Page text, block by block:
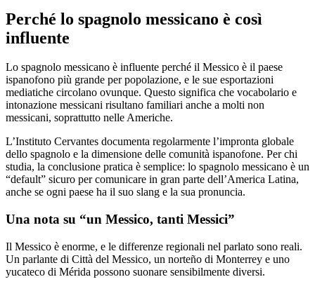
Perché lo spagnolo messicano è così
influente
Lo spagnolo messicano è influente perché il Messico è il paese
ispanofono più grande per popolazione, e le sue esportazioni
mediatiche circolano ovunque. Questo significa che vocabolario e
intonazione messicani risultano familiari anche a molti non
messicani, soprattutto nelle Americhe.
L’Instituto Cervantes documenta regolarmente l’impronta globale
dello spagnolo e la dimensione delle comunità ispanofone. Per chi
studia, la conclusione pratica è semplice: lo spagnolo messicano è un
“default” sicuro per comunicare in gran parte dell’America Latina,
anche se ogni paese ha il suo slang e la sua pronuncia.
Una nota su “un Messico, tanti Messici”
Il Messico è enorme, e le differenze regionali nel parlato sono reali.
Un parlante di Città del Messico, un norteño di Monterrey e uno
yucateco di Mérida possono suonare sensibilmente diversi.